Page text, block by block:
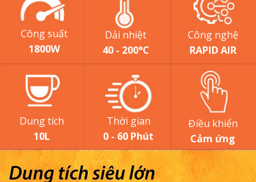
Công suất
1800W
Dải nhiệt
40 - 200°C
Công nghệ
RAPID AIR
Dung tích
10L
Thời gian
0 - 60 Phút
Điều khiển
Cảm ứng